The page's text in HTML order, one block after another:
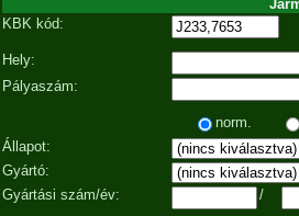
KBK kód:
Hely:
Pályaszám:
norm.
Állapot:
Gyártó:
Gyártási szám/év:
/